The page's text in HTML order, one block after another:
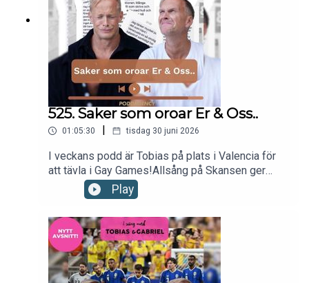
525. Saker som oroar Er & Oss..
01:05:30 tisdag 30 juni 2026
I veckans podd är Tobias på plats i Valencia för
att tävla i Gay Games!Allsång på Skansen ger
Gabriel stressutslag.Countrystjärnan Garth Brooks
har fyllt Hyde Park.Vi diskuterar våra lyssnares
farhågor för framtiden. Till sist listar vi våra
egna.Nu kör vi!kontakt: hello@poddagency.comI
säng med Tobias & Gabriel produceras av
Poddagency
Play